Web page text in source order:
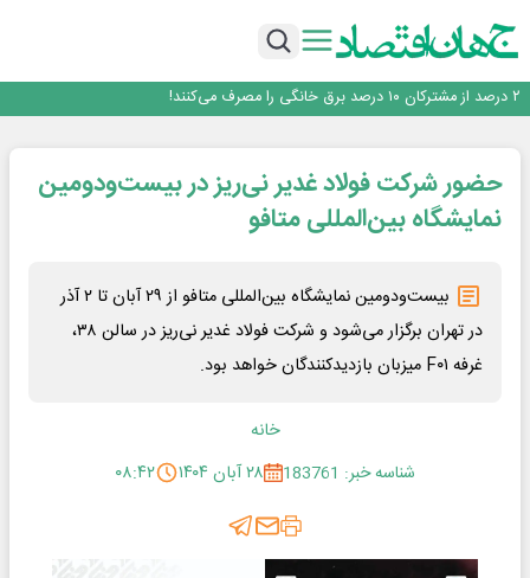
چرا بدون ثبات ارزی، صنایع بزرگ ایران در بن‌بست باقی می‌مانند
۲ درصد از مشترکان ۱۰ درصد برق خانگی را مصرف می‌کنند!
افزایش قیمت بلیت اتوبوس فصلی شد؟
حضور شرکت فولاد غدیر نی‌ریز در بیست‌ودومین
نمایشگاه بین‌المللی متافو
بیست‌ودومین نمایشگاه بین‌المللی متافو از ۲۹ آبان تا ۲ آذر
در تهران برگزار می‌شود و شرکت فولاد غدیر نی‌ریز در سالن ۳۸،
غرفه F۰۱ میزبان بازدیدکنندگان خواهد بود.
خانه
شناسه خبر: 183761
۲۸ آبان ۱۴۰۴ ۰۸:۴۲